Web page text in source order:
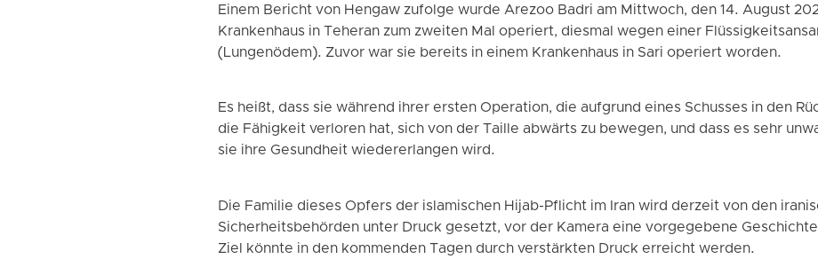
Einem Bericht von Hengaw zufolge wurde Arezoo Badri am Mittwoch, den 14. August
Krankenhaus in Teheran zum zweiten Mal operiert, diesmal wegen einer
(Lungenödem). Zuvor war sie bereits in einem Krankenhaus in Sari operiert worden.
Es heißt, dass sie während ihrer ersten Operation, die aufgrund eines Schusses in den
die Fähigkeit verloren hat, sich von der Taille abwärts zu bewegen, und dass es sehr
sie ihre Gesundheit wiedererlangen wird.
Die Familie dieses Opfers der islamischen Hijab-Pflicht im Iran wird derzeit von den
Sicherheitsbehörden unter Druck gesetzt, vor der Kamera eine vorgegebene
Ziel könnte in den kommenden Tagen durch verstärkten Druck erreicht werden.